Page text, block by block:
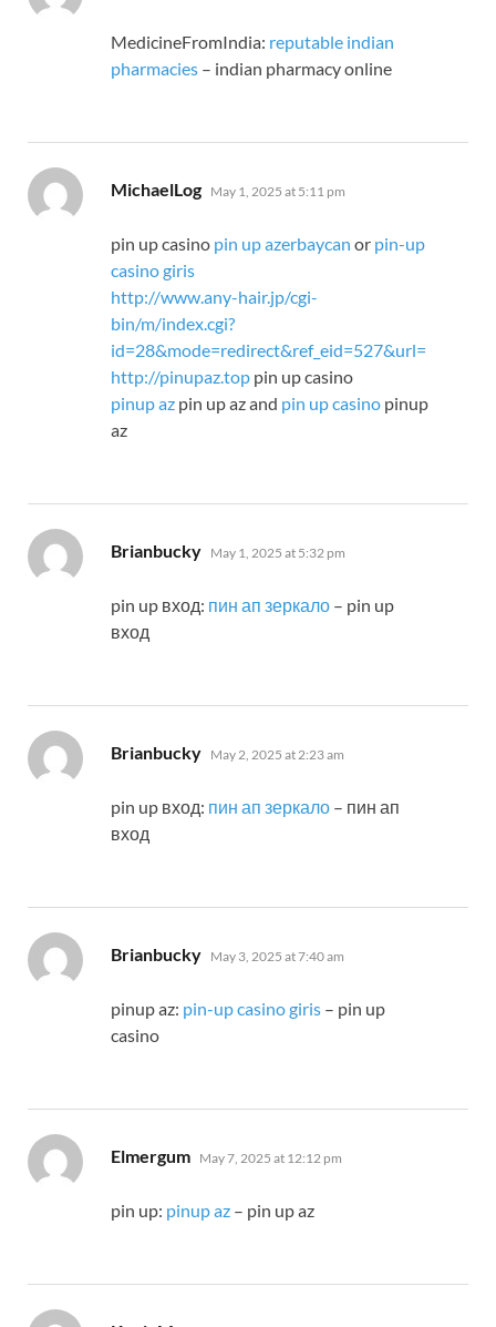
MedicineFromIndia: reputable indian
pharmacies – indian pharmacy online
MichaelLog says:
May 1, 2025 at 5:11 pm
pin up casino pin up azerbaycan or pin-up
casino giris
http://www.any-hair.jp/cgi-
bin/m/index.cgi?
id=28&mode=redirect&ref_eid=527&url=
http://pinupaz.top pin up casino
pinup az pin up az and pin up casino pinup
az
Brianbucky says:
May 1, 2025 at 5:32 pm
pin up вход: пин ап зеркало – pin up
вход
Brianbucky says:
May 2, 2025 at 2:23 am
pin up вход: пин ап зеркало – пин ап
вход
Brianbucky says:
May 3, 2025 at 7:40 am
pinup az: pin-up casino giris – pin up
casino
Elmergum says:
May 7, 2025 at 12:12 pm
pin up: pinup az – pin up az